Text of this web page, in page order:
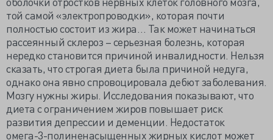
той самой «электропроводки», которая почти
полностью состоит из жира… Так может начинаться
рассеянный склероз – серьезная болезнь, которая
нередко становится причиной инвалидности. Нельзя
сказать, что строгая диета была причиной недуга,
однако она явно спровоцировала дебют заболевания.
Мозгу нужны жиры. Исследования показывают, что
диета с ограничением жиров повышает риск
развития депрессии и деменции. Недостаток
омега-3-полиненасыщенных жирных кислот может